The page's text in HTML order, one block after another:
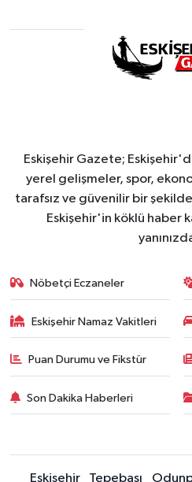
Eskişehir Gazete;
yerel gelişmeler, spor,
tarafsız ve güvenilir bir şekilde
Eskişehir'in köklü haber
Nöbetçi Eczaneler
Eskişehir Namaz Vakitleri
Puan Durumu ve Fikstür
Son Dakika Haberleri
Eskişehir Tepebaşı